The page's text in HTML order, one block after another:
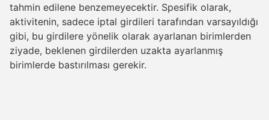
tahmin edilene benzemeyecektir. Spesifik olarak,
aktivitenin, sadece iptal girdileri tarafından varsayıldığı
gibi, bu girdilere yönelik olarak ayarlanan birimlerden
ziyade, beklenen girdilerden uzakta ayarlanmış
birimlerde bastırılması gerekir.